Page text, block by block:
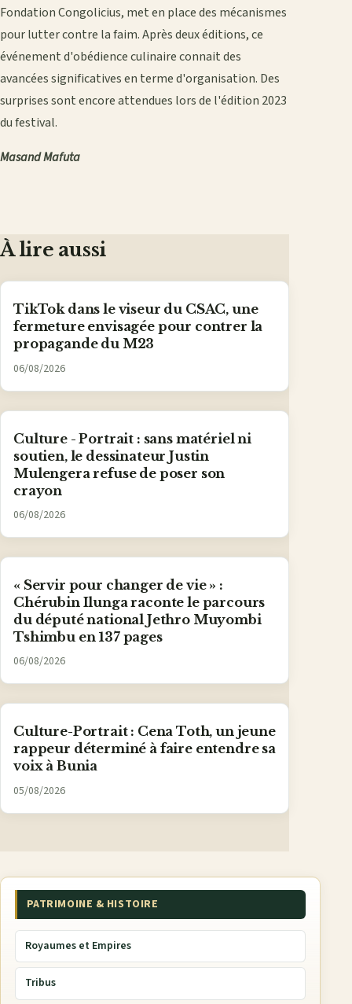
Fondation Congolicius, met en place des mécanismes
pour lutter contre la faim. Après deux éditions, ce
événement d'obédience culinaire connait des
avancées significatives en terme d'organisation. Des
surprises sont encore attendues lors de l'édition 2023
du festival.
Masand Mafuta
À lire aussi
TikTok dans le viseur du CSAC, une
fermeture envisagée pour contrer la
propagande du M23
06/08/2026
Culture - Portrait : sans matériel ni
soutien, le dessinateur Justin
Mulengera refuse de poser son
crayon
06/08/2026
« Servir pour changer de vie » :
Chérubin Ilunga raconte le parcours
du député national Jethro Muyombi
Tshimbu en 137 pages
06/08/2026
Culture-Portrait : Cena Toth, un jeune
rappeur déterminé à faire entendre sa
voix à Bunia
05/08/2026
PATRIMOINE & HISTOIRE
Royaumes et Empires
Tribus